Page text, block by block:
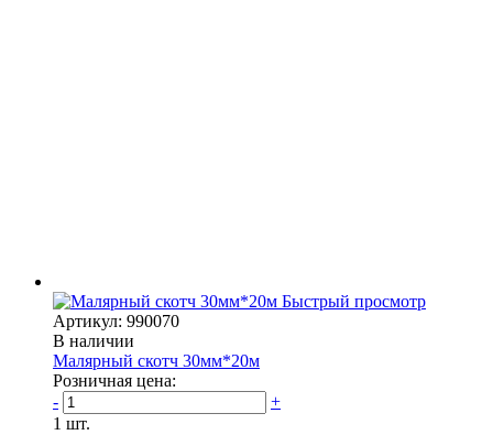
Быстрый просмотр
Артикул: 990070
В наличии
Малярный скотч 30мм*20м
Розничная цена:
-
+
1 шт.